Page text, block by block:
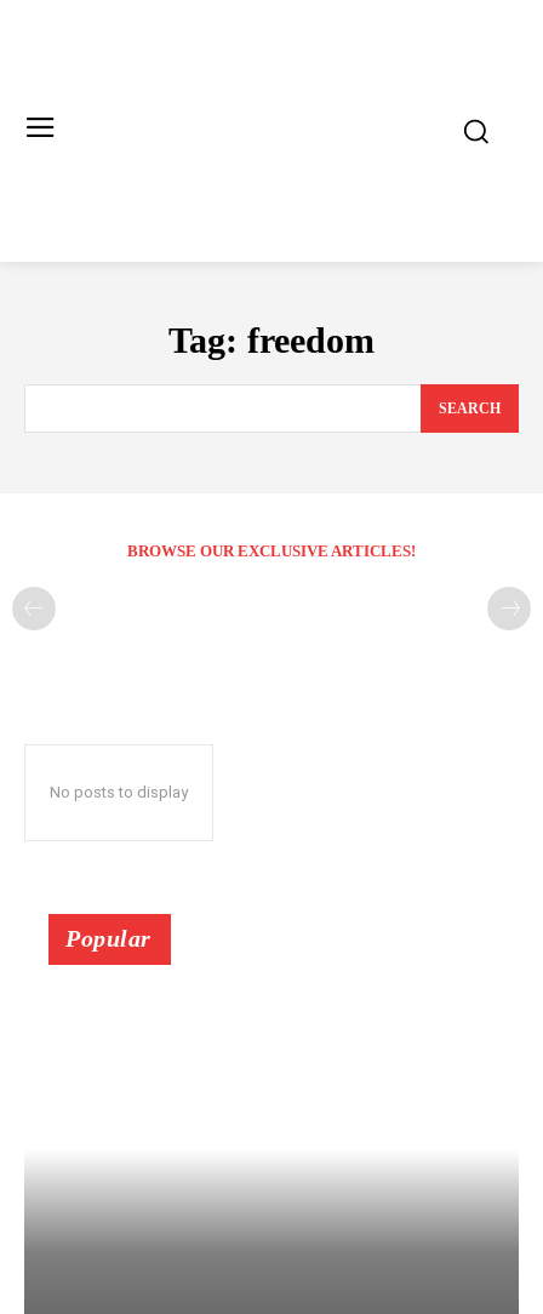
Tag: freedom
SEARCH
BROWSE OUR EXCLUSIVE ARTICLES!
No posts to display
Popular